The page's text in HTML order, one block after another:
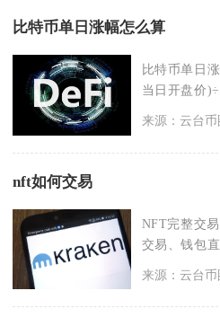
比特币单日涨幅怎么算
比特币单日
当日开盘价
流更常用
来源：云台币
nft如何交易
NFT完整交
交易、钱包
来源：云台币